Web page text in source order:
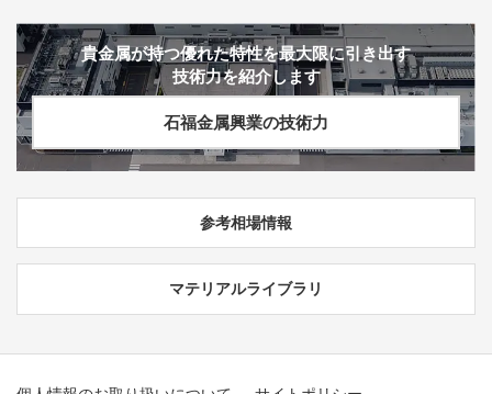
貴金属が持つ優れた特性を最大限に引き出す
技術力を紹介します
石福金属興業の技術力
参考相場情報
マテリアルライブラリ